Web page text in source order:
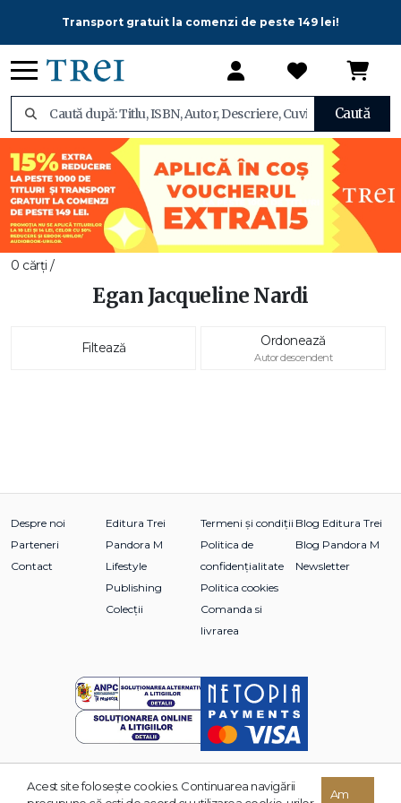
Transport gratuit la comenzi de peste 149 lei!
Caută
0 cărți /
Egan Jacqueline Nardi
Filtează Ordonează
Autor descendent
Despre noi
Parteneri
Contact
Editura Trei
Pandora M
Lifestyle
Publishing
Colecții
Termeni și condiții
Politica de
confidențialitate
Politica cookies
Comanda si
livrarea
Blog Editura Trei
Blog Pandora M
Newsletter
© 2026 Grupul Editorial TREI. Toate drepturile rezervate.
Acest site foloseşte cookies. Continuarea navigării
Am